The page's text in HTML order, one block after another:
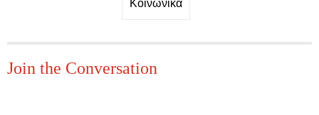
Κοινωνικά
Join the Conversation